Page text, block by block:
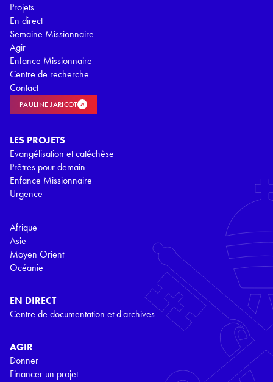
Projets
En direct
Semaine Missionnaire
Agir
Enfance Missionnaire
Centre de recherche
Contact
PAULINE JARICOT
LES PROJETS
Evangélisation et catéchèse
Prêtres pour demain
Enfance Missionnaire
Urgence
Afrique
Asie
Moyen Orient
Océanie
EN DIRECT
Centre de documentation et d'archives
AGIR
Donner
Financer un projet